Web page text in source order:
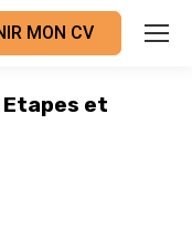
MON CV
Etapes et